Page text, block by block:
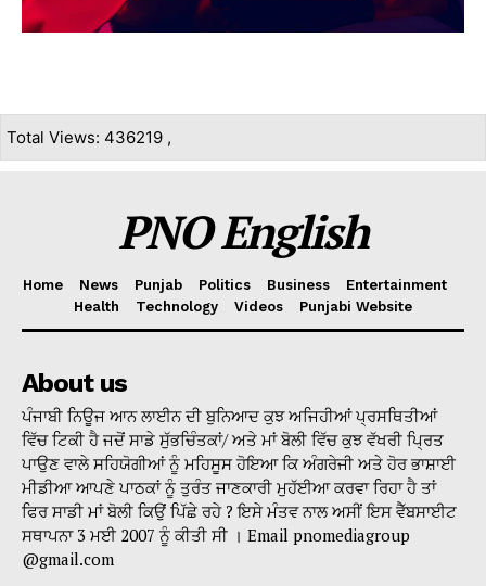
Total Views: 436219 ,
PNO English
Home News Punjab Politics Business
Entertainment
Health
Technology Videos Punjabi Website
About us
ਪੰਜਾਬੀ ਨਿਊਜ ਆਨ ਲਾਈਨ ਦੀ ਬੁਨਿਆਦ ਕੁਝ ਅਜਿਹੀਆਂ ਪ੍ਰਸਥਿਤੀਆਂ
ਵਿੱਚ ਟਿਕੀ ਹੈ ਜਦੋਂ ਸਾਡੇ ਸੁੱਭਚਿੰਤਕਾਂ/ ਅਤੇ ਮਾਂ ਬੋਲੀ ਵਿੱਚ ਕੁਝ ਵੱਖਰੀ ਪ੍ਰਿਤ
ਪਾਉਣ ਵਾਲੇ ਸਹਿਯੋਗੀਆਂ ਨੂੰ ਮਹਿਸੂਸ ਹੋਇਆ ਕਿ ਅੰਗਰੇਜੀ ਅਤੇ ਹੋਰ ਭਾਸ਼ਾਈ
ਮੀਡੀਆ ਆਪਣੇ ਪਾਠਕਾਂ ਨੂੰ ਤੁਰੰਤ ਜਾਣਕਾਰੀ ਮੁਹੱਈਆ ਕਰਵਾ ਰਿਹਾ ਹੈ ਤਾਂ
ਫਿਰ ਸਾਡੀ ਮਾਂ ਬੋਲੀ ਕਿਉਂ ਪਿੱਛੇ ਰਹੇ ? ਇਸੇ ਮੰਤਵ ਨਾਲ ਅਸੀਂ ਇਸ ਵੈੱਬਸਾਈਟ
ਸਥਾਪਨਾ 3 ਮਈ 2007 ਨੂੰ ਕੀਤੀ ਸੀ । Email pnomediagroup
@gmail.com